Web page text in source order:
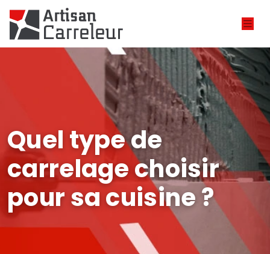
Quel type de
carrelage choisir
pour sa cuisine ?